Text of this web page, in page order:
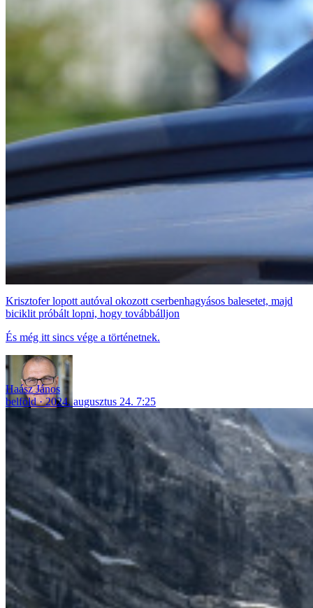
Krisztofer lopott autóval okozott cserbenhagyásos balesetet, majd
biciklit próbált lopni, hogy továbbálljon
És még itt sincs vége a történetnek.
Haász János
belföld
2024. augusztus 24. 7:25